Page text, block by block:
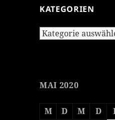
KATEGORIEN
Kategorien
MAI 2020
M D M D